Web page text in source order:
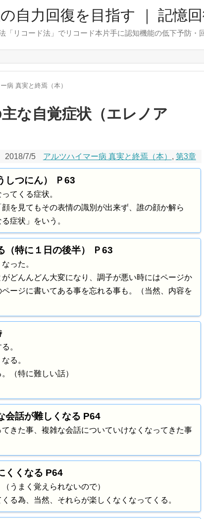
自力回復を目指す ｜ 記憶
「リコード法」でリコード本片手に認知機能の低下予防・
病 真実と終焉（本）
な自覚症状（エレノア
2018/7/5 アルツハイマー病 真実と終焉（本） , 第3章
しつにん） Ｐ63
てくる症状。
を見てもその表情の識別が出来ず、誰の顔か解ら
症状」をいう。
（特に１日の後半） Ｐ63
った。
どんんどん大変になり、調子が悪い時にはページか
ージに書いてある事を忘れる事も。（当然、内容を
。
る。
（特に難しい話）
会話が難しくなる P64
きた事、複雑な会話についていけなくなってきた事
くくなる P64
うまく覚えられないので）
る為、当然、それらが楽しくなくなってくる。